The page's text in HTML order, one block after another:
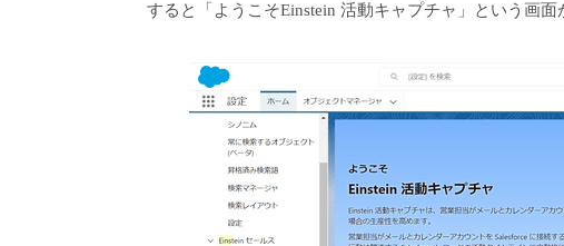
すると「ようこそEinstein 活動キャプチャ」という画面